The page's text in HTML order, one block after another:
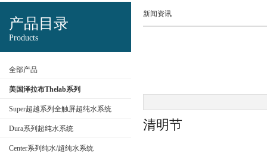
产品目录
Products
全部产品
美国泽拉布Thelab系列
Super超越系列全触屏超纯水系统
Dura系列超纯水系统
Center系列纯水/超纯水系统
新闻资讯
清明节